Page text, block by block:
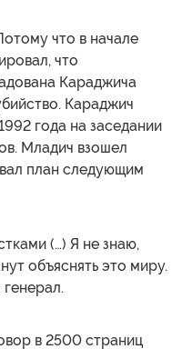
что в начале
что
Караджича
Караджич
года на заседании
Младич взошел
план следующим
(…) Я не знаю,
объяснять это миру.
в 2500 страниц